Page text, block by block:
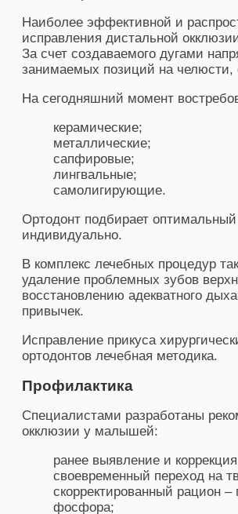
Наиболее эффективной и
исправления дистальной
За счет создаваемого дугами
занимаемых позиций на
На сегодняшний момент
керамические;
металлические;
сапфировые;
лингвальные;
самолигирующие.
Ортодонт подбирает
индивидуально.
В комплекс лечебных процедур
удаление проблемных зубов
восстановлению адекватного
привычек.
Исправление прикуса
ортодонтов лечебная методика.
Профилактика
Специалистами разработаны
окклюзии у малышей:
ранее выявление и
своевременный переход на
скорректированный рацион
фосфора;